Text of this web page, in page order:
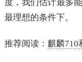
度，我们估计最多
最理想的条件下。
推荐阅读： 麒麟710